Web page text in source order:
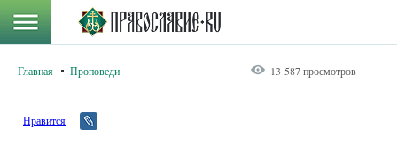
Главная Проповеди 13 587 просмотров
Нравится